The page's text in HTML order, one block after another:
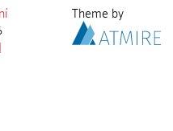
Theme by